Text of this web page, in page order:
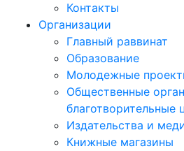
Контакты
Организации
Главный раввинат
Образование
Молодежные
Общественные
благотворительные
Издательства и
Книжные магазины